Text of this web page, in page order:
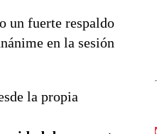
un fuerte respaldo
en la sesión
la propia